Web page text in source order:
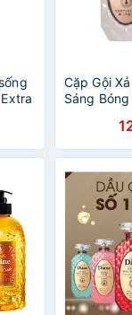
Cặp Gội
Sáng
KHÔ, XỈN
MƯỢT